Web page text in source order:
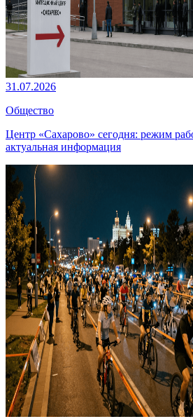
31.07.2026
Общество
Центр «Сахарово» сегодня: режим
актуальная информация